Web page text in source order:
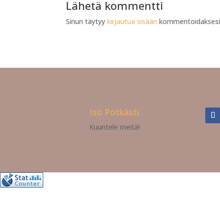
Lähetä kommentti
Sinun täytyykirjautua sisään
Iso Potkästi
Kuuntele meitä!